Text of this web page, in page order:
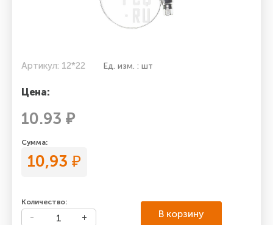
Артикул: 12*22 Ед. изм. : шт
Цена:
10.93 ₽
Сумма:
10,93 ₽
Количество:
В корзину